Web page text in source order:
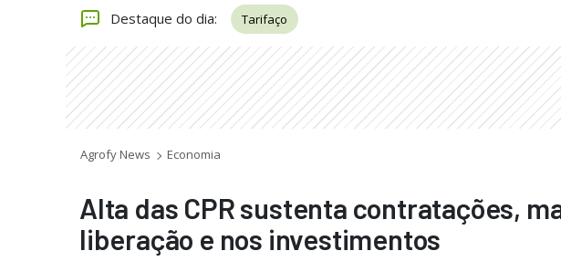
Destaque do dia: Tarifaço
Agrofy News Economia
Alta das CPR sustenta contratações,
liberação e nos investimentos